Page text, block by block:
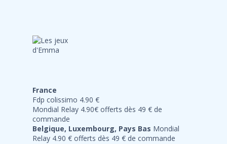
France
Fdp colissimo 4.90 €
Mondial Relay 4.90€ offerts dès 49 € de
commande
Belgique, Luxembourg, Pays Bas Mondial
Relay 4.90 € offerts dès 49 € de commande